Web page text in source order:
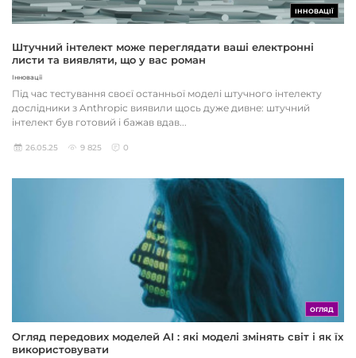
ІННОВАЦІЇ
Штучний інтелект може переглядати ваші електронні
листи та виявляти, що у вас роман
Інновації
Під час тестування своєї останньої моделі штучного інтелекту
дослідники з Anthropic виявили щось дуже дивне: штучний
інтелект був готовий і бажав вдав...
26.05.25 9 825 0
ОГЛЯД
Огляд передових моделей AI : які моделі змінять світ і як їх
використовувати